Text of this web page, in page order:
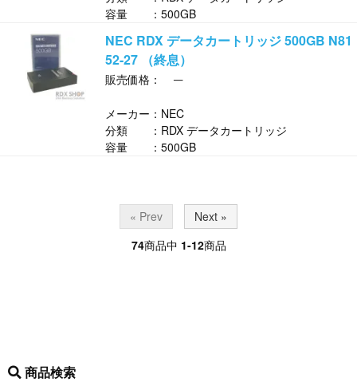
容量 ：500GB
NEC RDX データカートリッジ 500GB N81
52-27 （終息）
販売価格： ─
メーカー：NEC
分類 ：RDX データカートリッジ
容量 ：500GB
« Prev
Next »
74商品中 1-12商品
商品検索